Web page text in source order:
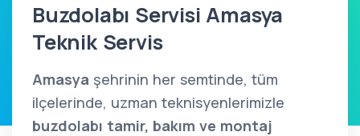
Buzdolabı Servisi Amasya
Teknik Servis
Amasya şehrinin her semtinde, tüm
ilçelerinde, uzman teknisyenlerimizle
buzdolabı tamir, bakım ve montaj